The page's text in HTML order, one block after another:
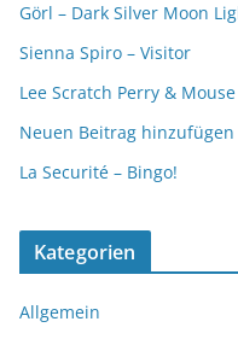
Görl – Dark Silver Moon
Sienna Spiro – Visitor
Lee Scratch Perry &
Neuen Beitrag hinzufügen
La Securité – Bingo!
Kategorien
Allgemein